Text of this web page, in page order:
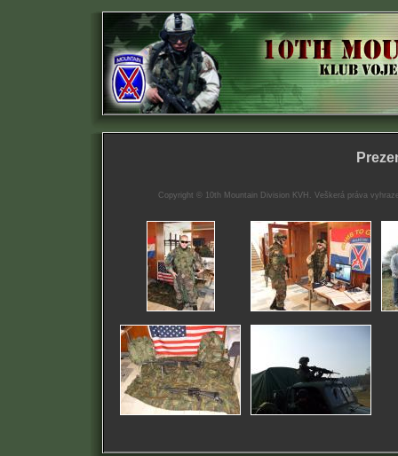
Copyright © 10th Mountain Division KVH. Veškerá práva